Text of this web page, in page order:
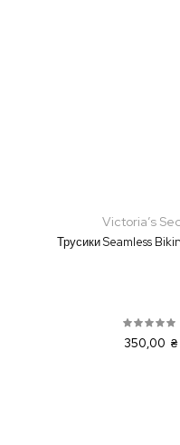
Victoria’s
Трусики Seamless
350,00 ₴